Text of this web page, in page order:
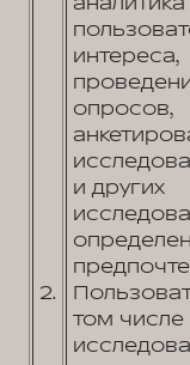
2.
интереса,
опросов,
и других
том числе